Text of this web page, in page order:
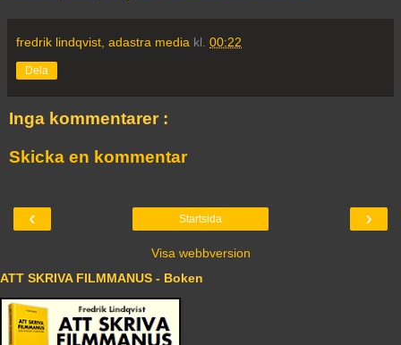
fredrik lindqvist, adastra media kl. 00:22
Dela
Inga kommentarer :
Skicka en kommentar
‹ ›
Startsida
Visa webbversion
ATT SKRIVA FILMMANUS - Boken